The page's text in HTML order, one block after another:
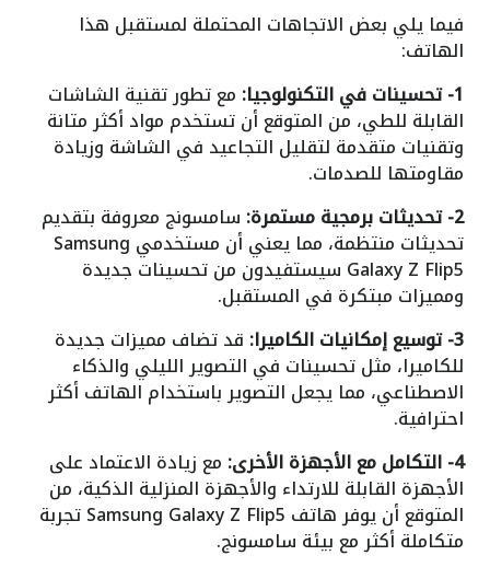
فيما يلي بعض الاتجاهات المحتملة لمستقبل هذا
الهاتف:
1- تحسينات في التكنولوجيا:
مع تطور تقنية الشاشات
القابلة للطي، من المتوقع أن تستخدم مواد أكثر متانة
وتقنيات متقدمة لتقليل التجاعيد في الشاشة وزيادة
مقاومتها للصدمات.
2- تحديثات برمجية مستمرة:
سامسونج معروفة بتقديم
تحديثات منتظمة، مما يعني أن مستخدمي Samsung
Galaxy Z Flip5 سيستفيدون من تحسينات جديدة
ومميزات مبتكرة في المستقبل.
3- توسيع إمكانيات الكاميرا:
قد تضاف مميزات جديدة
للكاميرا، مثل تحسينات في التصوير الليلي والذكاء
الاصطناعي، مما يجعل التصوير باستخدام الهاتف أكثر
احترافية.
4- التكامل مع الأجهزة الأخرى:
مع زيادة الاعتماد على
الأجهزة القابلة للارتداء والأجهزة المنزلية الذكية، من
المتوقع أن يوفر هاتف Samsung Galaxy Z Flip5 تجربة
متكاملة أكثر مع بيئة سامسونج.